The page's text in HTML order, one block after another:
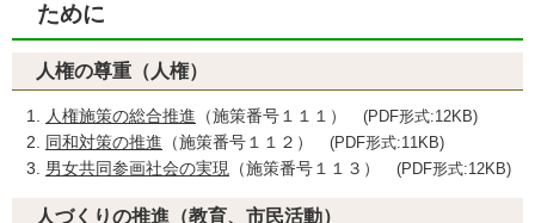
ために
人権の尊重（人権）
人権施策の総合推進 （施策番号１１１） (PDF形式:12KB)
同和対策の推進 （施策番号１１２） (PDF形式:11KB)
男女共同参画社会の実現 （施策番号１１３） (PDF形式:12KB)
人づくりの推進（教育、市民活動）